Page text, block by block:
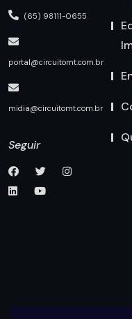
(65) 98111-0655
portal@circuitomt.com.br
midia@circuitomt.com.br
Seguir